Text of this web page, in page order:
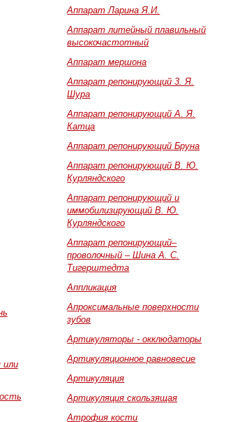
или
Аппарат Ларина Я.И.
Аппарат литейный плавильный
высокочастотный
Аппарат мершона
Аппарат репонирующий 3. Я.
Шура
Аппарат репонирующий А. Я.
Катца
Аппарат репонирующий Бруна
Аппарат репонирующий В. Ю.
Курляндского
Аппарат репонирующий и
иммобилизирующий В. Ю.
Курляндского
Аппарат репонирующий–
проволочный – Шина А. С.
Тигерштедта
Аппликация
Апроксимальные поверхности
зубов
Артикуляторы - окклюдаторы
Артикуляционное равновесие
Артикуляция
Артикуляция скользящая
Атрофия кости